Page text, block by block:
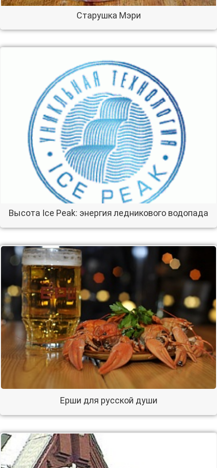
Старушка Мэри
Высота Ice Peak: энергия ледникового водопада
Ерши для русской души